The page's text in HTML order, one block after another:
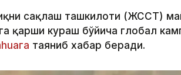
сақлаш ташкилоти (ЖССТ)
қарши кураш бўйича глобал
таяниб хабар беради.